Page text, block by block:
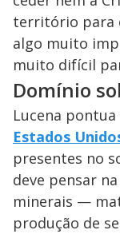
território para
algo muito
muito difícil
Domínio
Lucena
Estados
presentes no
deve pensar
minerais —
produção de